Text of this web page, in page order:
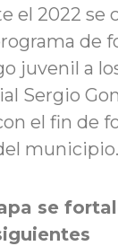
el 2022 se
de
juvenil a
Sergio
el fin de
municipio.
se